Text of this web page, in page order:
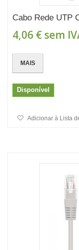
Cabo Rede UTP
4,06 € sem
MAIS
Disponível
Adicionar à Lista